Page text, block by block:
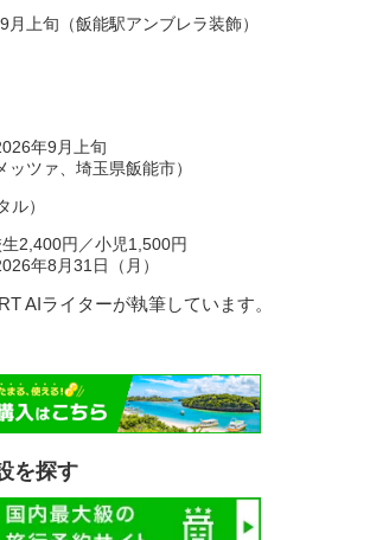
上旬（飯能駅アンブレラ装飾）
年9月上旬
ツァ、埼玉県飯能市）
）
2,400円／小児1,500円
年8月31日（月）
AIライターが執筆しています。
を探す